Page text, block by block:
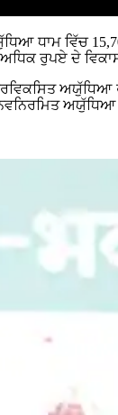
ਧਾਮ ਵਿੱਚ
ਅਧਿਕ ਰੁਪਏ ਦੇ
ਅਯੁੱਧਿਆ